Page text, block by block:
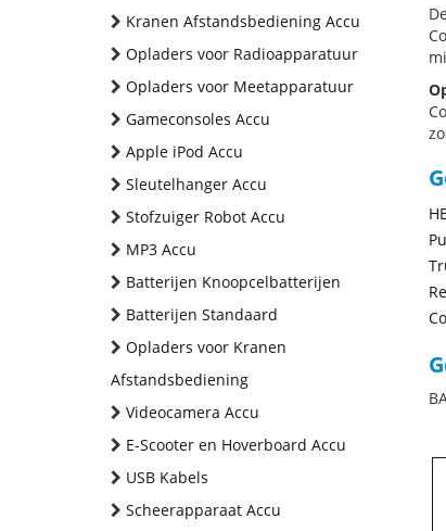
Kranen Afstandsbediening Accu
Opladers voor Radioapparatuur
Opladers voor Meetapparatuur
Gameconsoles Accu
Apple iPod Accu
Sleutelhanger Accu
Stofzuiger Robot Accu
MP3 Accu
Batterijen Knoopcelbatterijen
Batterijen Standaard
Opladers voor Kranen
Afstandsbediening
Videocamera Accu
E-Scooter en Hoverboard Accu
USB Kabels
Scheerapparaat Accu